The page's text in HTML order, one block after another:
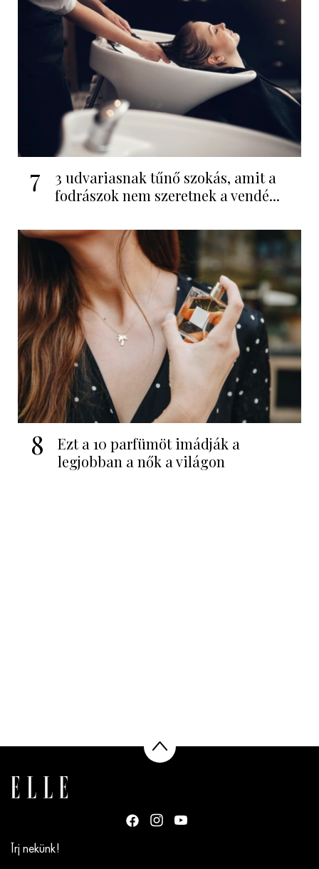
7
3 udvariasnak tűnő szokás, amit a
fodrászok nem szeretnek a vendé...
8
Ezt a 10 parfümöt imádják a
legjobban a nők a világon
Írj nekünk!